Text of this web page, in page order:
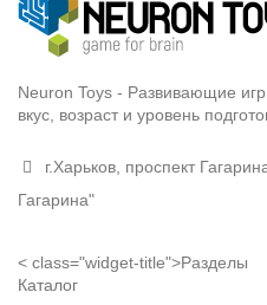
Neuron Toys - Развивающие
вкус, возраст и уровень
г.Харьков, проспект
Гагарина"
< class="widget-title">Разделы
Каталог